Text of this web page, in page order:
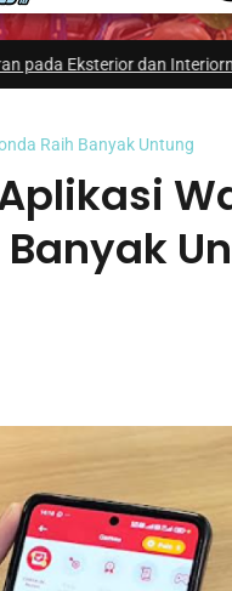
dan Interiornya|#3 -
Raih Banyak Untung